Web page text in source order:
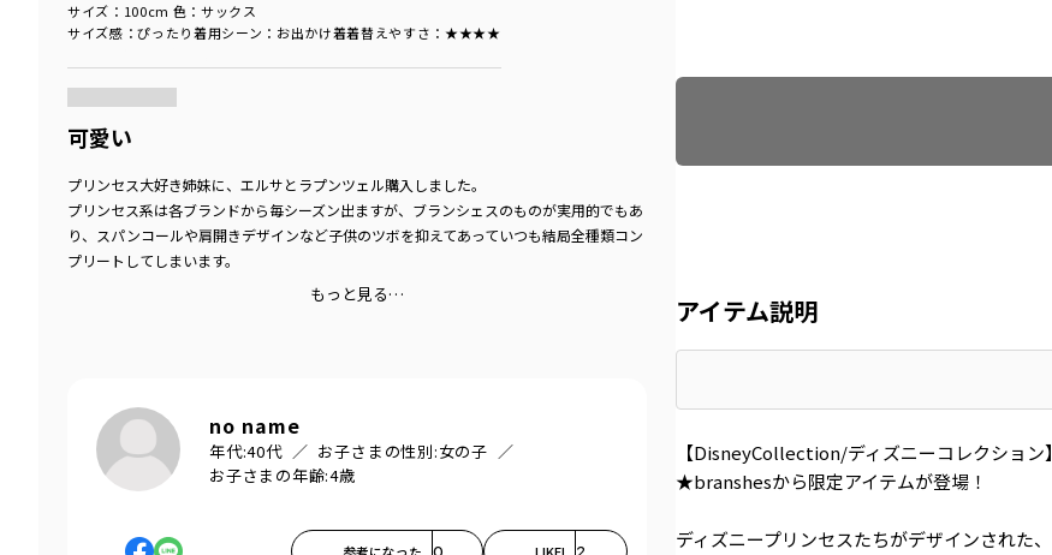
サイズ感 ：ぴったり着用シーン ：お出かけ着着替えやすさ ：★★★★
サイズ：100cm 色：サックス
可愛い
プリンセス大好き姉妹に、エルサとラプンツェル購入しました。
プリンセス系は各ブランドから毎シーズン出ますが、ブランシェスのものが実用的でもあ
り、スパンコールや肩開きデザインなど子供のツボを抑えてあっていつも結局全種類コン
プリートしてしまいます。
もっと見る…
no name
年代:40代 お子さまの性別:女の子
お子さまの年齢:4歳
アイテム説明
【DisneyCollection/ディズニーコレクション】
★branshesから限定アイテムが登場！
ディズニープリンセスたちがデザインされた、